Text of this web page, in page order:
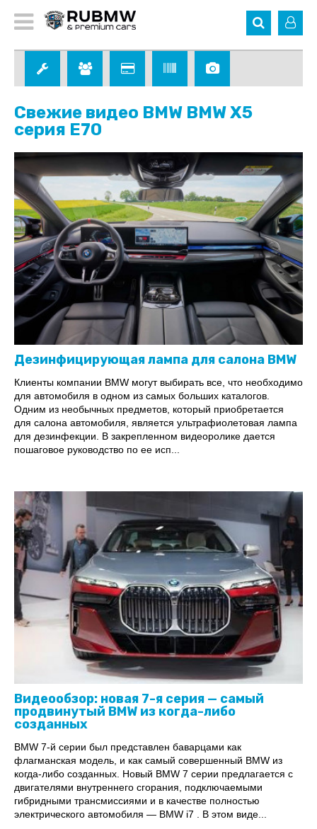
Свежие видео BMW BMW X5
серия E70
Дезинфицирующая лампа для салона BMW
Клиенты компании BMW могут выбирать все, что необходимо
для автомобиля в одном из самых больших каталогов.
Одним из необычных предметов, который приобретается
для салона автомобиля, является ультрафиолетовая лампа
для дезинфекции. В закрепленном видеоролике дается
пошаговое руководство по ее исп...
Видеообзор: новая 7-я серия — самый
продвинутый BMW из когда-либо
созданных
BMW 7-й серии был представлен баварцами как
флагманская модель, и как самый совершенный BMW из
когда-либо созданных. Новый BMW 7 серии предлагается с
двигателями внутреннего сгорания, подключаемыми
гибридными трансмиссиями и в качестве полностью
электрического автомобиля — BMW i7 . В этом виде...